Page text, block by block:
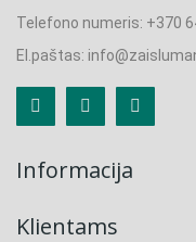
Telefono numeris: +370
El.paštas:
Informacija
Klientams